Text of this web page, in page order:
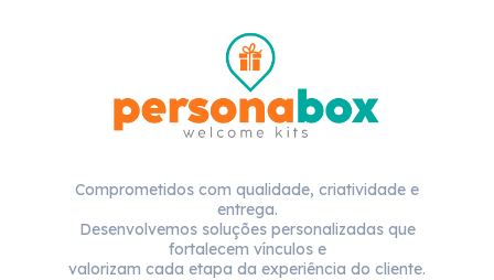
Comprometidos com qualidade, criatividade e
entrega.
Desenvolvemos soluções personalizadas que
fortalecem vínculos e
valorizam cada etapa da experiência do cliente.